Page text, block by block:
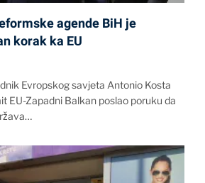
agende BiH je
korak ka EU
Evropskog savjeta Antonio Kosta
EU-Zapadni Balkan poslao poruku da